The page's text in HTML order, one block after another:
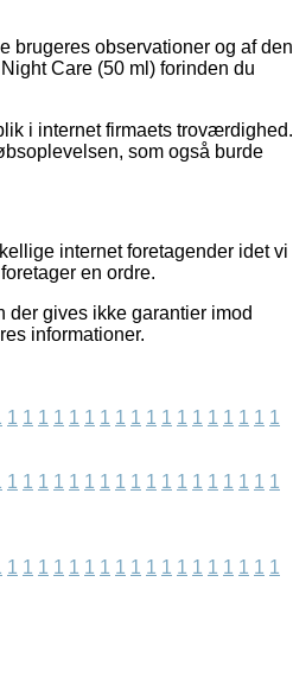
brugeres observationer og af den
Care (50 ml) forinden du
i internet firmaets troværdighed.
som også burde
internet foretagender idet vi
en ordre.
der gives ikke garantier imod
informationer.
1 1 1 1 1 1 1 1 1 1 1 1 1 1 1 1 1 1
1 1 1 1 1 1 1 1 1 1 1 1 1 1 1 1 1 1
1 1 1 1 1 1 1 1 1 1 1 1 1 1 1 1 1 1